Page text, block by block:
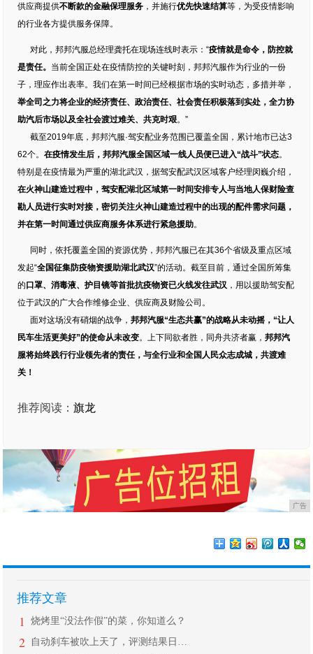
供应商提供不断款的金融保理服务 ，并施行优先快速结算等，为受疫情影响
的行业各方提供服务保障。
对此，邦邦汽服总经理龚托在现场连线时表示：“疫情就是命令，防控就
是责任。 当前全国正处在疫情防控的关键时刻，邦邦汽服作为行业的一份
子，理应作出表率。我们在第一时间已经根据市场的实时动态，多措并举，
举全司之力将企业的经济责任、政治责任、社会责任积极落到实处，全力协
助汽后市场以及全社会渡过难关、共克时艰。”
截至2019年底，邦邦汽服·驾安配业务范围已覆盖全国，累计地市已达3
62个。在疫情发生后，邦邦汽服全国区域一线人员便已进入“战斗”状态。
特别是在疫情最为严重的湖北武汉，据驾安配武汉区域客户经理闵巍介绍，
在火神山建造过程中，驾安配湖北区域第一时间安排专人与当地人保财险查
勘人员进行实时对接，密切关注火神山建造过程中的出现的配件需求问题，
并在第一时间通过供应商服务体系进行紧急援助。
同时，依托覆盖全国的资源优势，邦邦汽服已在其36个省级及重点区域
发起“全国征集防疫物资援助湖北武汉”的活动。截至目前，通过全国所筹集
的 口罩、消毒液、护目镜等首批抗疫物资已火线发往武汉 ，用以援助驾安配
位于武汉的广大合作维修企业、供应商及财险公司。
面对这场没有硝烟的战争，邦邦汽服“生态共赢”的战略从未动摇，“让人
民车生活更美好”的使命从未改变。上下同欲者胜，同舟共济者赢，邦邦汽
服将始终践行行业领先者的责任，与全行业和全国人民众志成城，共渡难
关！
推荐阅读：旗龙
广告
推荐文章
1 烧烤里“没法作假”的菜，你知道么？
2 自动刹车被吹上天了，评测结果日美集体